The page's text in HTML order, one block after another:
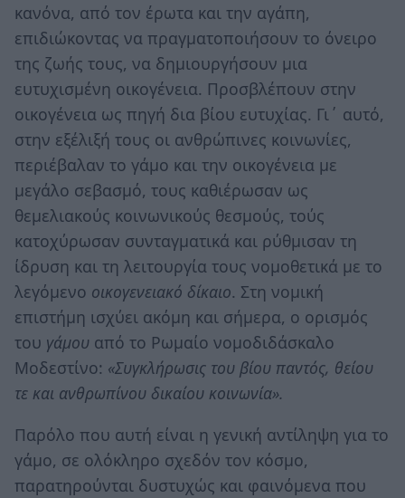
κανόνα, από τον έρωτα και την αγάπη,
επιδιώκοντας να πραγματοποιήσουν το όνειρο
της ζωής τους, να δημιουργήσουν μια
ευτυχισμένη οικογένεια. Προσβλέπουν στην
οικογένεια ως πηγή δια βίου ευτυχίας. Γι΄ αυτό,
στην εξέλιξή τους οι ανθρώπινες κοινωνίες,
περιέβαλαν το γάμο και την οικογένεια με
μεγάλο σεβασμό, τους καθιέρωσαν ως
θεμελιακούς κοινωνικούς θεσμούς, τούς
κατοχύρωσαν συνταγματικά και ρύθμισαν τη
ίδρυση και τη λειτουργία τους νομοθετικά με το
λεγόμενο οικογενειακό δίκαιο. Στη νομική
επιστήμη ισχύει ακόμη και σήμερα, ο ορισμός
του γάμου από το Ρωμαίο νομοδιδάσκαλο
Μοδεστίνο: «Συγκλήρωσις του βίου παντός, θείου
τε και ανθρωπίνου δικαίου κοινωνία».
Παρόλο που αυτή είναι η γενική αντίληψη για το
γάμο, σε ολόκληρο σχεδόν τον κόσμο,
παρατηρούνται δυστυχώς και φαινόμενα που